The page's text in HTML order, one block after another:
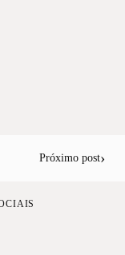
Próximo post›